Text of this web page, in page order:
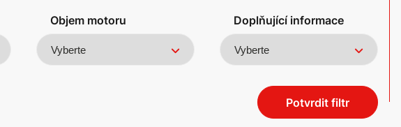
Objem motoru Doplňující informace
Potvrdit filtr